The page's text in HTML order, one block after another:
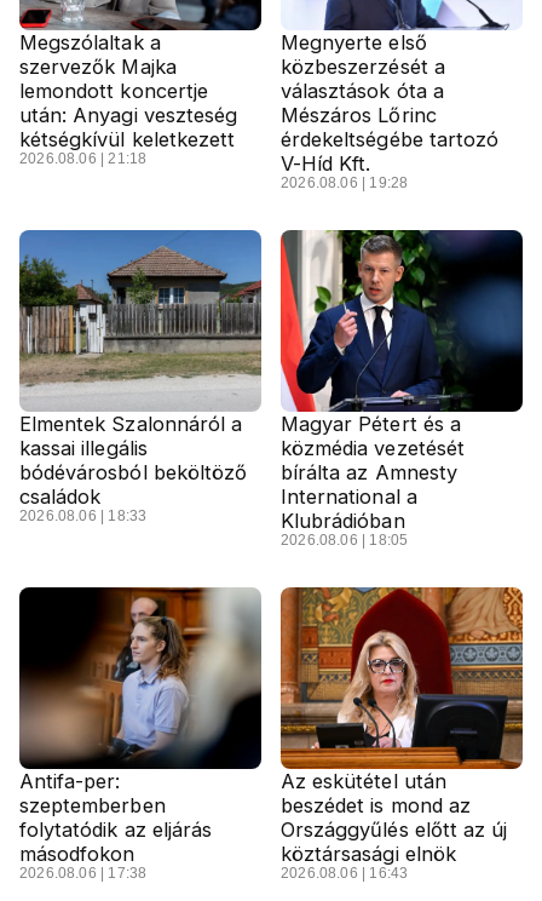
Megszólaltak a
szervezők Majka
lemondott koncertje
után: Anyagi veszteség
kétségkívül keletkezett
2026.08.06 | 21:18
Megnyerte első
közbeszerzését a
választások óta a
Mészáros Lőrinc
érdekeltségébe tartozó
V-Híd Kft.
2026.08.06 | 19:28
Elmentek Szalonnáról a
kassai illegális
bódévárosból beköltöző
családok
2026.08.06 | 18:33
Magyar Pétert és a
közmédia vezetését
bírálta az Amnesty
International a
Klubrádióban
2026.08.06 | 18:05
Antifa-per:
szeptemberben
folytatódik az eljárás
másodfokon
2026.08.06 | 17:38
Az eskütétel után
beszédet is mond az
Országgyűlés előtt az új
köztársasági elnök
2026.08.06 | 16:43